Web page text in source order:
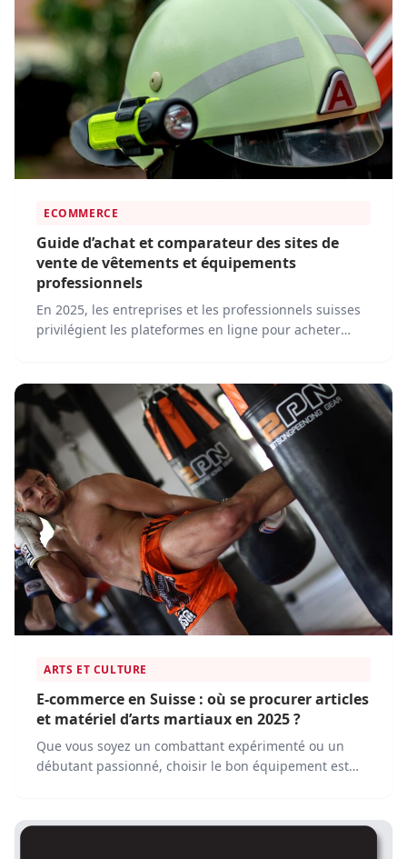
ECOMMERCE
Guide d’achat et comparateur des sites de
vente de vêtements et équipements
professionnels
En 2025, les entreprises et les professionnels suisses
privilégient les plateformes en ligne pour acheter
acteurs dominent le marché en proposant des
solutions adaptées aux besoins des clients.
ARTS ET CULTURE
E-commerce en Suisse : où se procurer articles
et matériel d’arts martiaux en 2025 ?
Que vous soyez un combattant expérimenté ou un
débutant passionné, choisir le bon équipement est
sans avoir à quitter votre domicile.